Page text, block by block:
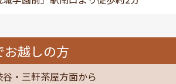
お越しの方
・三軒茶屋方面から